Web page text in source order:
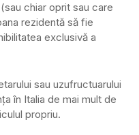
chiar oprit sau care
rezidentă să fie
exclusivă a
sau uzufructuarului
în Italia de mai mult de
propriu.